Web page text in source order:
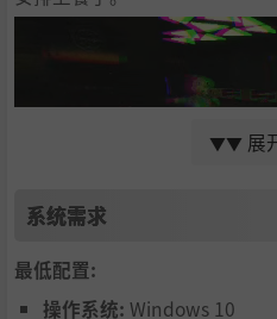
如果你给顾客送错餐，或者耗
如果违规三次，那……这么说
▼▼ 展
系统需求
最低配置:
操作系统: Windows 10